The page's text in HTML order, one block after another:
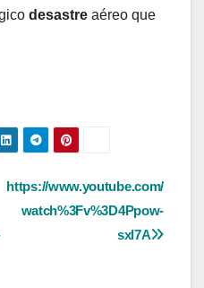
desastre aéreo que
https://www.youtube.com/
watch%3Fv%3D4Ppow-
sxl7A